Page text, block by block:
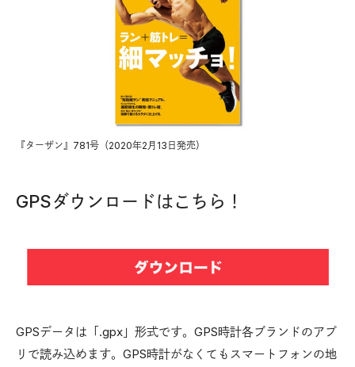
『ターザン』781号（2020年2月13日発売）
GPSダウンロードはこちら！
GPSデータは「.gpx」形式です。GPS時計各ブランドのアプ
リで読み込めます。GPS時計がなくてもスマートフォンの地